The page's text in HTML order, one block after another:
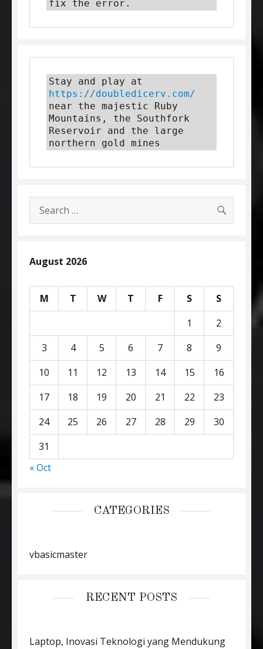
fix the error.
https://doubledicerv.com/
near the majestic Ruby
Mountains, the Southfork
Reservoir and the large
northern gold mines
Search
for:
August 2026
M T W T F S
S
1
2
3
4 5 6 7 8
9
10
11 12 13 14 15
16
17
18 19 20 21 22
23
24
25 26 27 28 29
30
31
« Oct
CATEGORIES
vbasicmaster
RECENT POSTS
Laptop, Inovasi Teknologi yang Mendukung